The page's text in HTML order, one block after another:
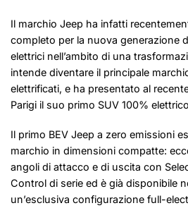
Il marchio Jeep ha infatti
completo per la nuova generazione
elettrici nell’ambito di una
intende diventare il principale
elettrificati, e ha presentato al
Parigi il suo primo SUV 100%
Il primo BEV Jeep a zero emissioni
marchio in dimensioni compatte:
angoli di attacco e di uscita con
Control di serie ed è già disponibile
un’esclusiva configurazione full-